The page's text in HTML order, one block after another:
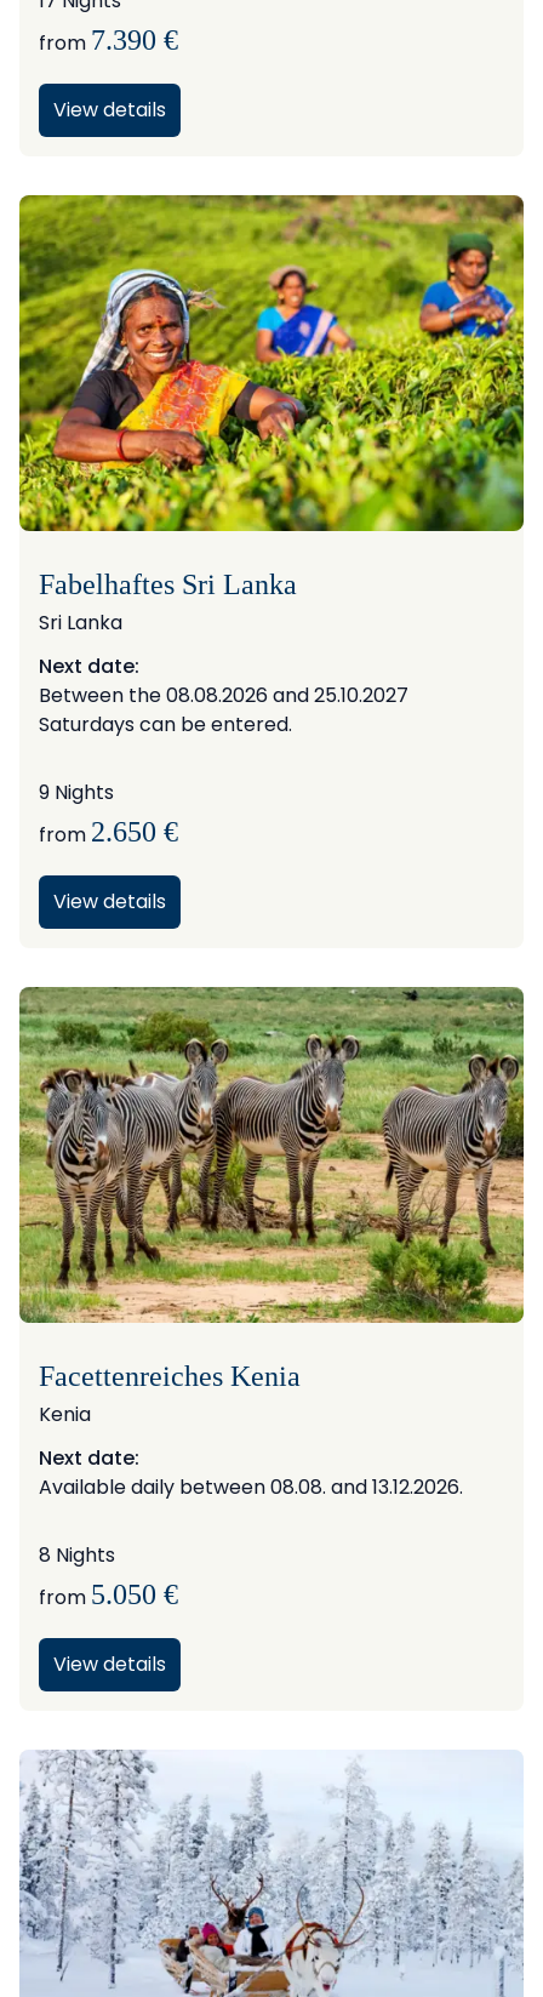
from 7.390 €
View details
Fabelhaftes Sri Lanka
Sri Lanka
Next date:
Between the 08.08.2026 and 25.10.2027
Saturdays can be entered.
9 Nights
from 2.650 €
View details
Facettenreiches Kenia
Kenia
Next date:
Available daily between 08.08. and 13.12.2026.
8 Nights
from 5.050 €
View details